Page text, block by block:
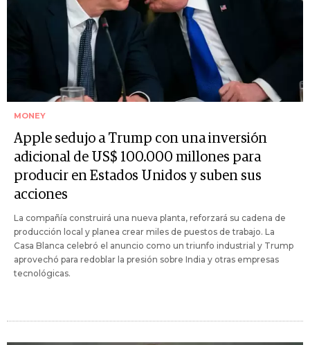
MONEY
Apple sedujo a Trump con una inversión
adicional de US$ 100.000 millones para
producir en Estados Unidos y suben sus
acciones
La compañía construirá una nueva planta, reforzará su cadena de
producción local y planea crear miles de puestos de trabajo. La
Casa Blanca celebró el anuncio como un triunfo industrial y Trump
aprovechó para redoblar la presión sobre India y otras empresas
tecnológicas.